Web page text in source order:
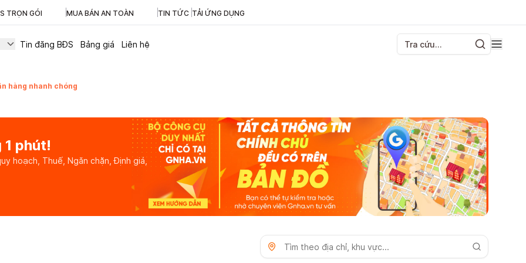
TRỌN GÓI MUA BÁN AN TOÀN TIN TỨC TẢI ỨNG DỤNG
Tin đăng BĐS Bảng giá Liên hệ
hàng nhanh chóng
phút!
hoạch, Thuế, Ngăn chặn, Định giá,